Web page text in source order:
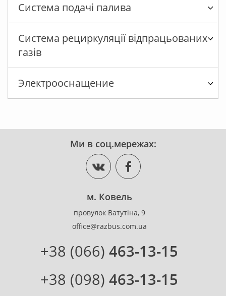
Система подачі палива
Система рециркуляції відпрацьованих
газів
Электрооснащение
Ми в соц.мережах:
м. Ковель
провулок Ватутіна, 9
office@razbus.com.ua
+38 (066) 463-13-15
+38 (098) 463-13-15